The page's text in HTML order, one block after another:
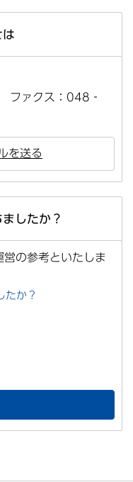
は
ファクス：048‐
を送る
したか？
の参考といたしま
たか？